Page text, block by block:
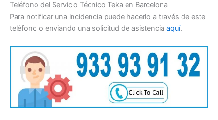
Teléfono del Servicio Técnico Teka en Barcelona
Para notificar una incidencia puede hacerlo a través de este
teléfono o enviando una solicitud de asistencia aquí.